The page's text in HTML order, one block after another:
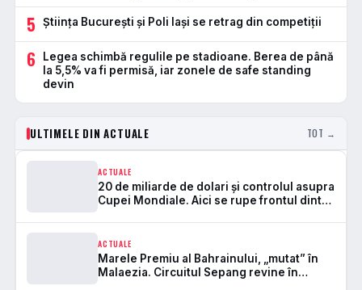
5 Știința București și Poli Iași se retrag din competiții
6
Legea schimbă regulile pe stadioane. Berea de până
la 5,5% va fi permisă, iar zonele de safe standing
devin
ULTIMELE DIN ACTUALE TOT →
ACTUALE
20 de miliarde de dolari și controlul asupra
Cupei Mondiale. Aici se rupe frontul dintre
ACTUALE
Marele Premiu al Bahrainului, „mutat” în
Malaezia. Circuitul Sepang revine în